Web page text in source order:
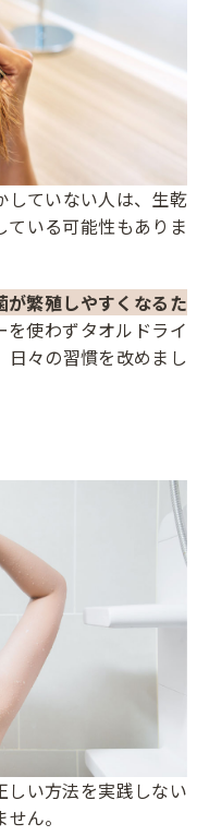
していない人は、生乾
ている可能性もありま
が繁殖しやすくなるた
を使わずタオルドライ
々の習慣を改めまし
しい方法を実践しない
ん。